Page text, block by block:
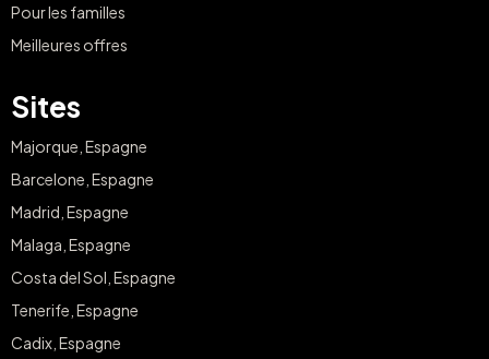
Pour les familles
Meilleures offres
Sites
Majorque, Espagne
Barcelone, Espagne
Madrid, Espagne
Malaga, Espagne
Costa del Sol, Espagne
Tenerife, Espagne
Cadix, Espagne